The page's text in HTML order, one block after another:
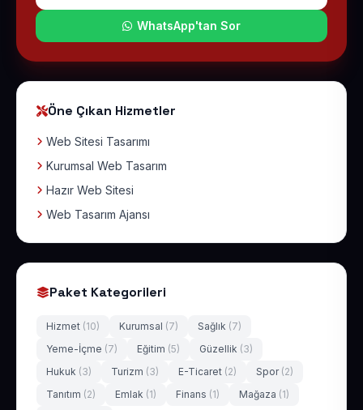
WhatsApp'tan Sor
Öne Çıkan Hizmetler
Web Sitesi Tasarımı
Kurumsal Web Tasarım
Hazır Web Sitesi
Web Tasarım Ajansı
Paket Kategorileri
Hizmet (10) Kurumsal (7) Sağlık (7)
Yeme-İçme (7) Eğitim (5) Güzellik (3)
Hukuk (3) Turizm (3) E-Ticaret (2) Spor (2)
Tanıtım (2) Emlak (1) Finans (1) Mağaza (1)